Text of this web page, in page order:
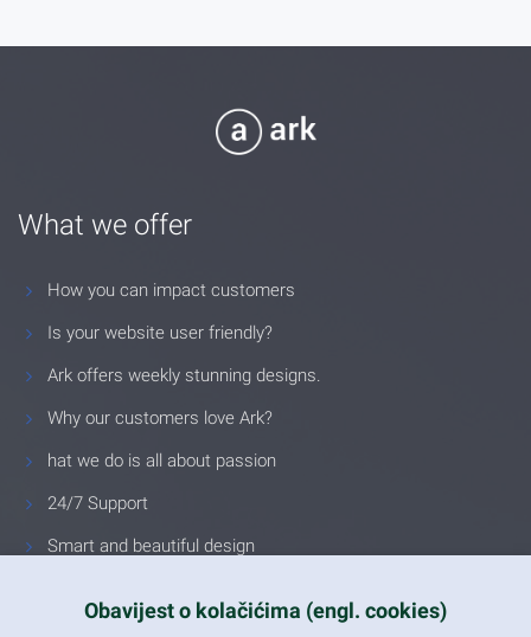
What we offer
How you can impact customers
Is your website user friendly?
Ark offers weekly stunning designs.
Why our customers love Ark?
hat we do is all about passion
24/7 Support
Smart and beautiful design
Obavijest o kolačićima (engl. cookies)